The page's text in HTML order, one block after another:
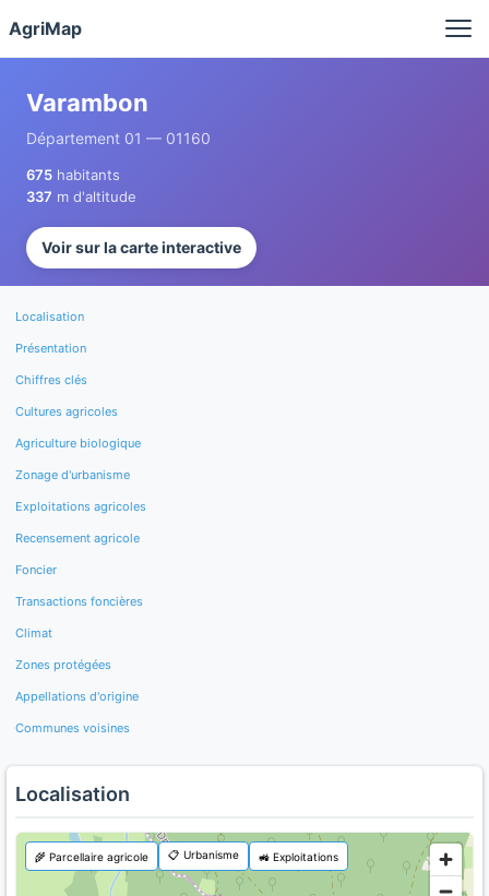
AgriMap
Varambon
Département 01 — 01160
675 habitants
337 m d'altitude
Voir sur la carte interactive
Localisation
Présentation
Chiffres clés
Cultures agricoles
Agriculture biologique
Zonage d'urbanisme
Exploitations agricoles
Recensement agricole
Foncier
Transactions foncières
Climat
Zones protégées
Appellations d'origine
Communes voisines
Localisation
🌾 Parcellaire agricole 📋 Urbanisme 🚜 Exploitations